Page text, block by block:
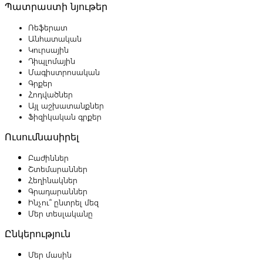
Պատրաստի նյութեր
Ռեֆերատ
Անհատական
Կուրսային
Դիպլոմային
Մագիստրոսական
Գրքեր
Հոդվածներ
Այլ աշխատանքներ
Ֆիզիկական գրքեր
Ուսումնասիրել
Բաժիններ
Շտեմարաններ
Հեղինակներ
Գրադարաններ
Ինչու՞ ընտրել մեզ
Մեր տեսլականը
Ընկերություն
Մեր մասին